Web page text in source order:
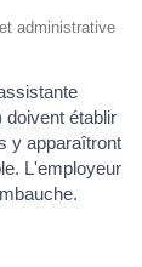
administrative
doivent établir
y apparaîtront
L'employeur